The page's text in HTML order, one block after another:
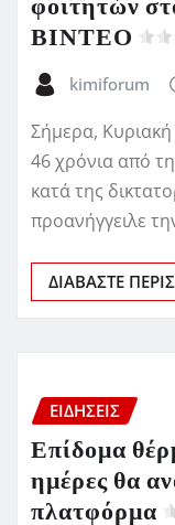
ΒΙΝΤΕΟ
kimiforum
Σήμερα,
46 χρόνια από
κατά της
προανήγγειλε
ΔΙΑΒΆΣΤΕ
ΕΙΔΗΣΕΙΣ
Επίδομα
ημέρες θα
πλατφόρμα